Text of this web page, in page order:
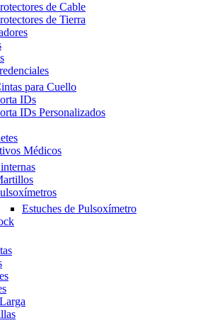
de Cable
de Tierra
para Cuello
IDs
IDs Personalizados
Médicos
Estuches de Pulsoxímetro